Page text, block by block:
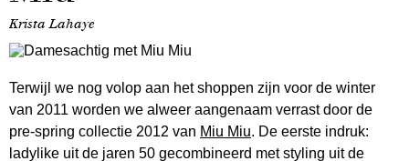
Krista Lahaye
Terwijl we nog volop aan het shoppen zijn voor de winter
van 2011 worden we alweer aangenaam verrast door de
pre-spring collectie 2012 van Miu Miu. De eerste indruk:
ladylike uit de jaren 50 gecombineerd met styling uit de